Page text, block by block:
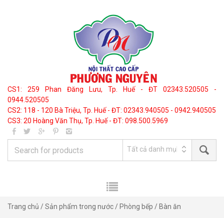
CS1: 259 Phan Đăng Lưu, Tp. Huế - ĐT 02343.520505 -
0944.520505
CS2: 118 - 120 Bà Triệu, Tp. Huế - ĐT: 02343.940505 - 0942.940505
CS3: 20 Hoàng Văn Thụ, Tp. Huế - ĐT: 098.500.5969
Trang chủ /Sản phẩm trong nước / Phòng bếp / Bàn ăn